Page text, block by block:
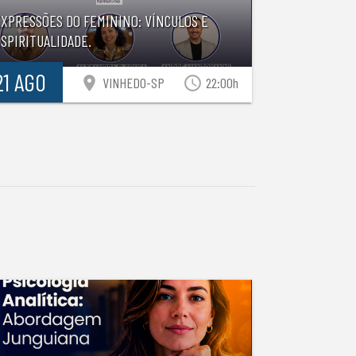
DO FEMININO: VÍNCULOS E
AGO location_on VINHEDO-SP access_time 22:00h